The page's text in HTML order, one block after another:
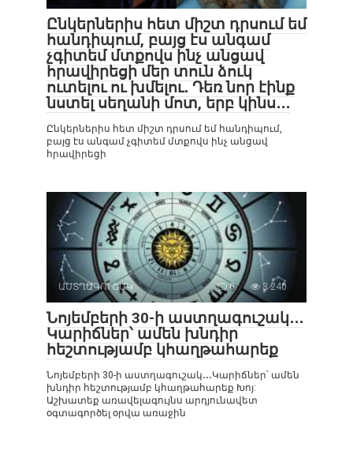
Ընկերներիս հետ միշտ դրսում եմ
հանդիպում, բայց էս անգամ
չգիտեմ մտքովս ինչ անցավ
հրավիրեցի մեր տուն ձուկ
ուտելու ու խմելու․ Դեռ նոր էինք
նստել սեղանի մոտ, երբ կինս․․․
Ընկերներիս հետ միշտ դրսում եմ հանդիպում,
բայց էս անգամ չգիտեմ մտքովս ինչ անցավ
հրավիրեցի
ԱՍՏՂԱԳՈՒՇԱԿ 0 3 240
Նոյեմբերի 30-ի աստղագուշակ․․․
Կարիճներ՝ ամեն խնդիր
հեշտությամբ կհաղթահարեք
Նոյեմբերի 30-ի աստղագուշակ․․․Կարիճներ՝ ամեն
խնդիր հեշտությամբ կհաղթահարեք Խոյ:
Աշխատեք առավելագույնս արդյունավետ
օգտագործել օրվա առաջին